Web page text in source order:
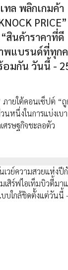
ล พลิกเกมค้า
PRICE”
สินค้าราคาที่ดี
พแบรนด์ที่ทุก
อมกัน วันนี้ -
ภายใต้คอนเซ็ปต์ “ถู
นหนึ่งในการแบ่งเบา
ศรษฐกิจชะลอตัว